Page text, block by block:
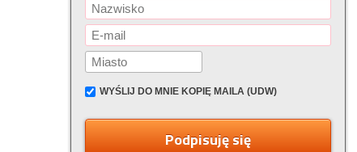
WYŚLIJ DO MNIE KOPIĘ MAILA (UDW)
Podpisuję się